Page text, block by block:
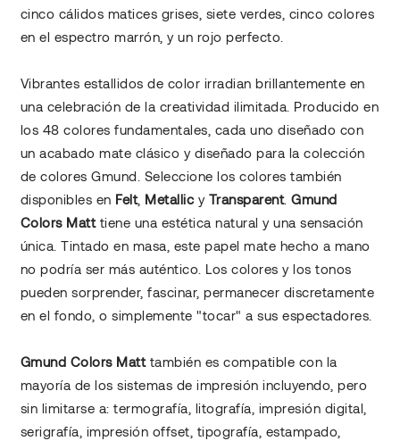
cinco cálidos matices grises, siete verdes, cinco colores
en el espectro marrón, y un rojo perfecto.
Vibrantes estallidos de color irradian brillantemente en
una celebración de la creatividad ilimitada. Producido en
los 48 colores fundamentales, cada uno diseñado con
un acabado mate clásico y diseñado para la colección
de colores Gmund. Seleccione los colores también
disponibles en Felt, Metallicy Transparent.Gmund
Colors Matttiene una estética natural y una sensación
única. Tintado en masa, este papel mate hecho a mano
no podría ser más auténtico. Los colores y los tonos
pueden sorprender, fascinar, permanecer discretamente
en el fondo, o simplemente "tocar" a sus espectadores.
Gmund Colors Matttambién es compatible con la
mayoría de los sistemas de impresión incluyendo, pero
sin limitarse a: termografía, litografía, impresión digital,
serigrafía, impresión offset, tipografía, estampado,